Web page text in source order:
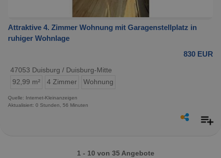
Attraktive 4. Zimmer Wohnung mit Garagenstellplatz in
ruhiger Wohnlage
830 EUR
47053 Duisburg / Duisburg-Mitte
92,99 m²
4 Zimmer Wohnung
Quelle: Internet-Kleinanzeigen
Aktualisiert: 0 Stunden, 56 Minuten
1 - 10 von 35 Angebote